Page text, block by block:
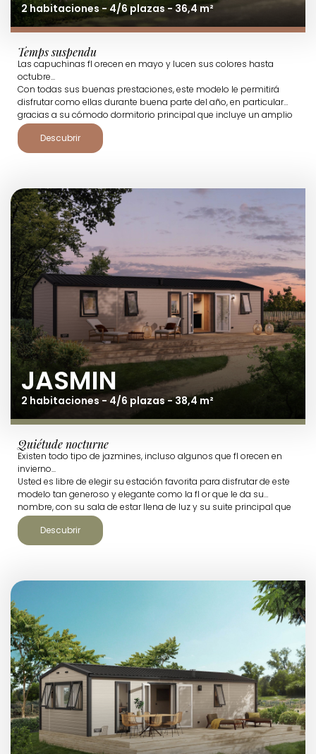
2 habitaciones - 4/6 plazas - 36,4 m²
Temps suspendu
Las capuchinas fl orecen en mayo y lucen sus colores hasta
octubre...
Con todas sus buenas prestaciones, este modelo le permitirá
disfrutar como ellas durante buena parte del año, en particular
gracias a su cómodo dormitorio principal que incluye un amplio
vestidor y su cocina equipada y muy espaciosa.
Descubrir
JASMIN
2 habitaciones - 4/6 plazas - 38,4 m²
Quiétude nocturne
Existen todo tipo de jazmines, incluso algunos que fl orecen en
invierno...
Usted es libre de elegir su estación favorita para disfrutar de este
modelo tan generoso y elegante como la fl or que le da su
nombre, con su sala de estar llena de luz y su suite principal que
retoma los códigos del alojamiento de alta gama.
Descubrir